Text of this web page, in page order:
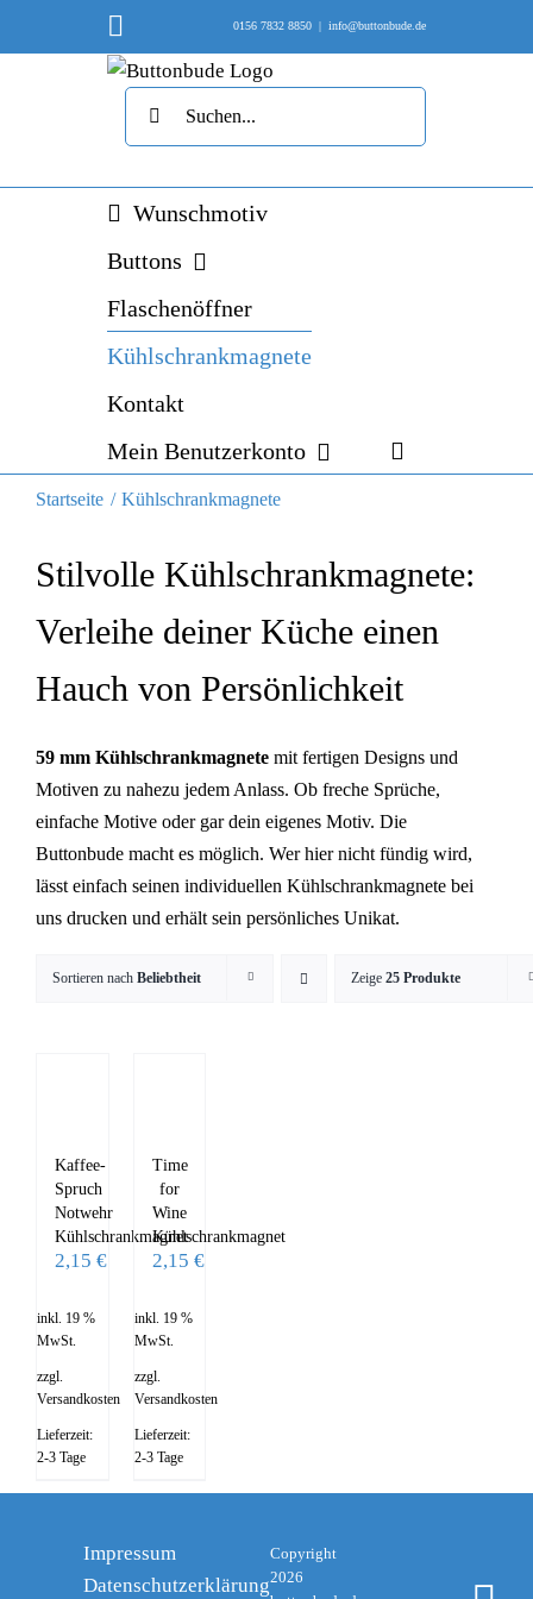
Instagram0156 7832 8850 | info@buttonbude.de
Wunschmotiv
Buttons
Flaschenöffner
Kühlschrankmagnete
Kontakt
Mein Benutzerkonto
Startseite Kühlschrankmagnete
Stilvolle Kühlschrankmagnete:
Verleihe deiner Küche einen
Hauch von Persönlichkeit
59 mm Kühlschrankmagnete mit fertigen Designs und
Motiven zu nahezu jedem Anlass. Ob freche Sprüche,
einfache Motive oder gar dein eigenes Motiv. Die
Buttonbude macht es möglich. Wer hier nicht fündig wird,
lässt einfach seinen individuellen Kühlschrankmagnete bei
uns drucken und erhält sein persönliches Unikat.
Sortieren nach Beliebtheit Zeige 25 Produkte
Kaffee-
Spruch
Notwehr
Kühlschrankmagnet
2,15 €
inkl. 19 %
MwSt.
zzgl.
Versandkosten
Lieferzeit:
2-3 Tage
Time
for
Wine
Kühlschrankmagnet
2,15 €
inkl. 19 %
MwSt.
zzgl.
Versandkosten
Lieferzeit:
2-3 Tage
Impressum
Datenschutzerklärung
Copyright
2026